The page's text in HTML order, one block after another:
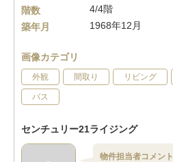
階数
4/4階
築年月
1968年12月
画像カテゴリ
外観 間取り リビング
バス
センチュリー21ライジング
物件担当者コメント